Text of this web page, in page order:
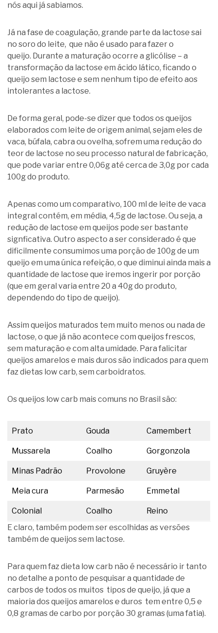
nós aqui já sabiamos.
Já na fase de coagulação, grande parte da lactose sai
no soro do leite, que não é usado para fazer o
queijo. Durante a maturação ocorre a glicólise – a
transformação da lactose em ácido lático, ficando o
queijo sem lactose e sem nenhum tipo de efeito aos
intolerantes a lactose.
De forma geral, pode-se dizer que todos os queijos
elaborados com leite de origem animal, sejam eles de
vaca, búfala, cabra ou ovelha, sofrem uma redução do
teor de lactose no seu processo natural de fabricação,
que pode variar entre 0,06g até cerca de 3,0g por cada
100g do produto.
Apenas como um comparativo, 100 ml de leite de vaca
integral contém, em média, 4,5g de lactose. Ou seja, a
redução de lactose em queijos pode ser bastante
signficativa. Outro aspecto a ser considerado é que
dificilmente consumimos uma porção de 100g de um
queijo em uma única refeição, o que diminui ainda mais a
quantidade de lactose que iremos ingerir por porção
(que em geral varia entre 20 a 40g do produto,
dependendo do tipo de queijo).
Assim queijos maturados tem muito menos ou nada de
lactose, o que já não acontece com queijos frescos,
sem maturação e com alta umidade. Para falicitar
queijos amarelos e mais duros são indicados para quem
faz dietas low carb, sem carboidratos.
Os queijos low carb mais comuns no Brasil são:
Prato Gouda Camembert
Mussarela Coalho Gorgonzola
Minas Padrão Provolone Gruyère
Meia cura Parmesão Emmetal
Colonial Coalho
Reino
E claro, também podem ser escolhidas as versões
também de queijos sem lactose.
Para quem faz dieta low carb não é necessário ir tanto
no detalhe a ponto de pesquisar a quantidade de
carbos de todos os muitos tipos de queijo, já que a
maioria dos queijos amarelos e duros tem entre 0,5 e
0,8 gramas de carbo por porção 30 gramas (uma fatia).